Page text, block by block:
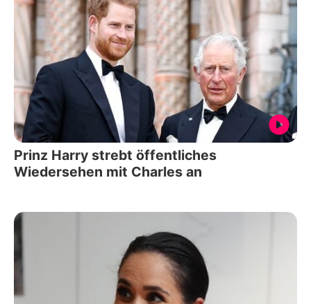
Prinz Harry strebt öffentliches
Wiedersehen mit Charles an